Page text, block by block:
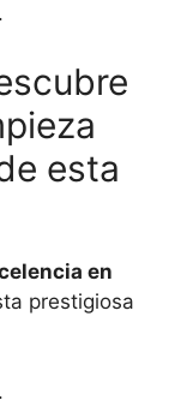
esta
en
prestigiosa